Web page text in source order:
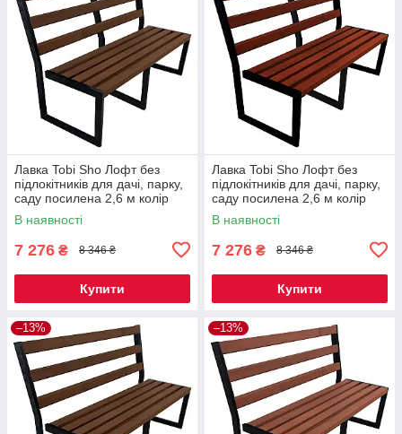
Лавка Tobi Sho Лофт без
підлокітників для дачі, парку,
саду посилена 2,6 м колір
горіх
В наявності
7 276 ₴ 8 346 ₴
Купити
Лавка Tobi Sho Лофт без
підлокітників для дачі, парку,
саду посилена 2,6 м колір
махагоній
В наявності
7 276 ₴ 8 346 ₴
Купити
–13% –13%